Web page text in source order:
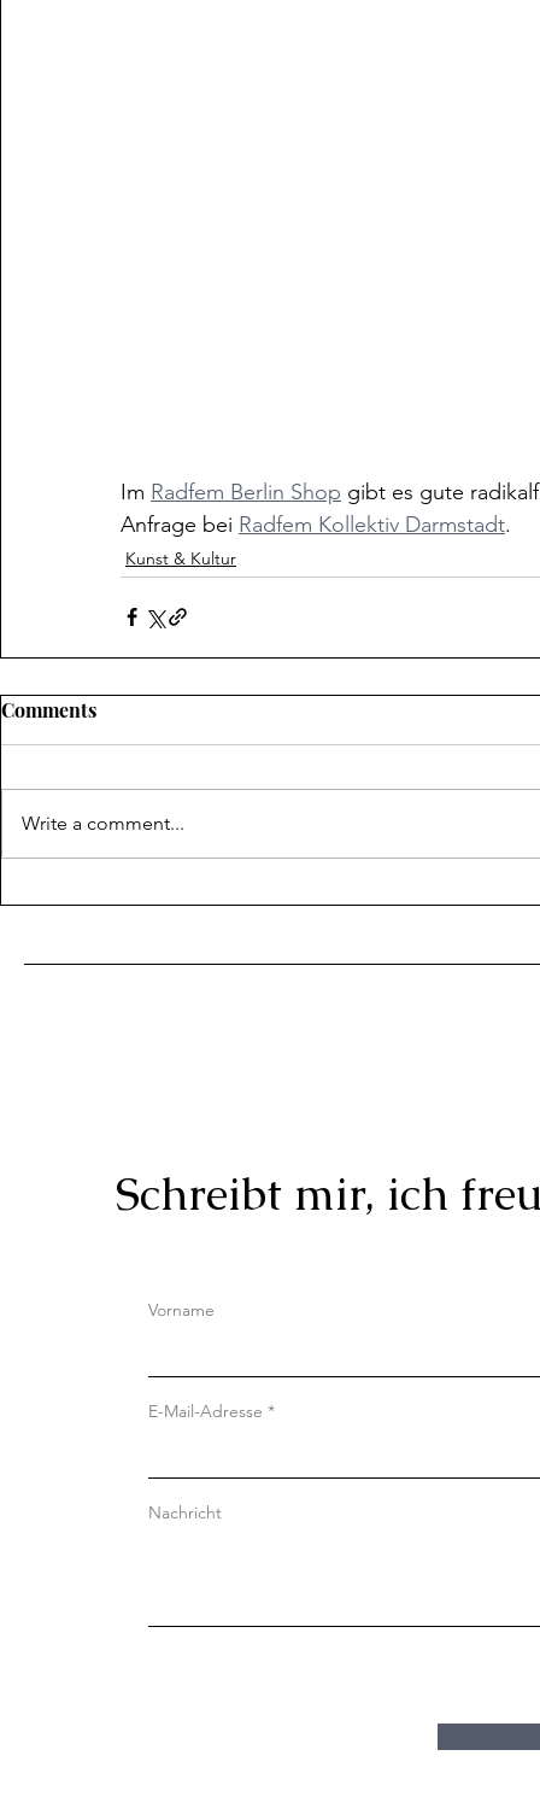
Im Radfem Berlin Shop gibt es gute
Anfrage bei Radfem Kollektiv Darmstadt.
Kunst & Kultur
Comments
Write a comment...
Schreibt mir, ich
Vorname
E-Mail-Adresse
Nachricht